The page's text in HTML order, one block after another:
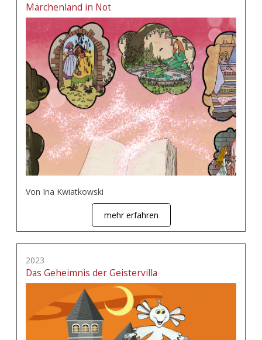
Märchenland in Not
Von Ina Kwiatkowski
mehr erfahren
2023
Das Geheimnis der Geistervilla